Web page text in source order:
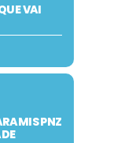
VAI
PNZ